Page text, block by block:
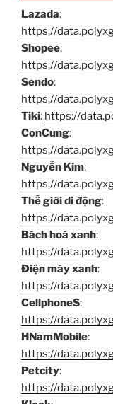
Lazada:
https://
Shopee:
https://
Sendo:
https://
Tiki: https://
ConCung:
https://
Nguyễn Kim:
https://
Thế giới di động:
https://
Bách hoá xanh:
https://
Điện máy xanh:
https://
CellphoneS:
https://
HNamMobile:
https://
Petcity:
https://